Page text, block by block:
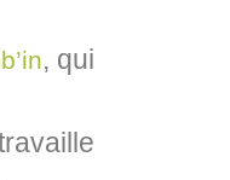
, qui